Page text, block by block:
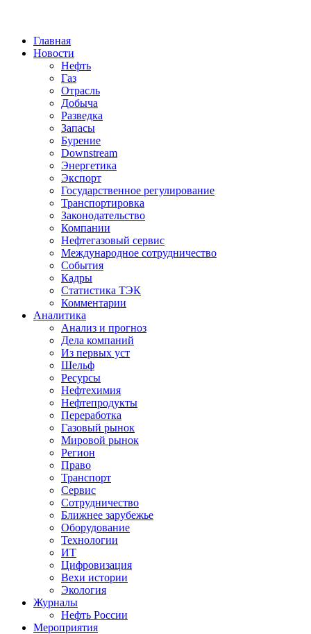
Главная
Новости
Нефть
Газ
Отрасль
Добыча
Разведка
Запасы
Бурение
Downstream
Энергетика
Экспорт
Государственное регулирование
Транспортировка
Законодательство
Компании
Нефтегазовый сервис
Международное сотрудничество
События
Кадры
Статистика ТЭК
Комментарии
Аналитика
Анализ и прогноз
Дела компаний
Из первых уст
Шельф
Ресурсы
Нефтехимия
Нефтепродукты
Переработка
Газовый рынок
Мировой рынок
Регион
Право
Транспорт
Сервис
Сотрудничество
Ближнее зарубежье
Оборудование
Технологии
ИТ
Цифровизация
Вехи истории
Экология
Журналы
Нефть России
Мероприятия